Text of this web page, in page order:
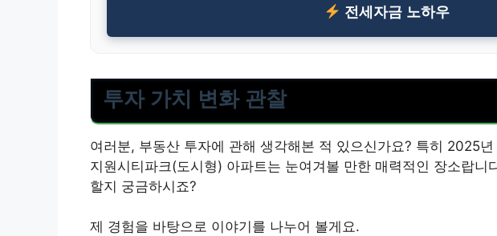
전세자금 노하우
투자 가치 변화 관찰
여러분, 부동산 투자에 관해 생각해본 적 있으신가요? 특히 2025
지원시티파크(도시형) 아파트는 눈여겨볼 만한 매력적인 장소랍니
할지 궁금하시죠?
제 경험을 바탕으로 이야기를 나누어 볼게요.